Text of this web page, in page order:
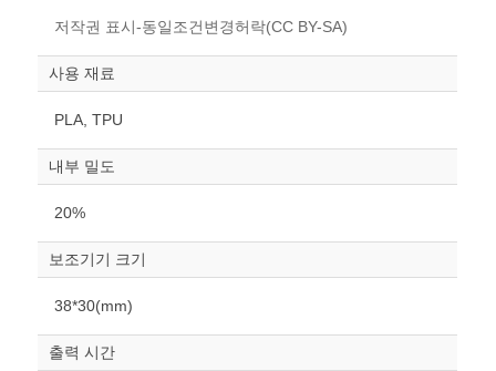
조정“ 버튼을 눌러주세요.
너비
저작권 표시-동일조건변경허락(CC BY-SA)
사용 재료
PLA, TPU
내부 밀도
20%
보조기기 크기
38*30(mm)
출력 시간